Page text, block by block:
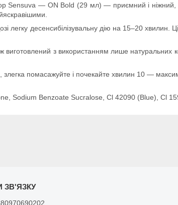
Sensuva — ON Bold (29 мл) — приємний і ніжний,
легку десенсибілізувальну дію на 15–20 хвилин.
виготовлений з використанням лише натуральних
злегка помасажуйте і почекайте хвилин 10 —
Sodium Benzoate Sucralose, Cl 42090 (Blue), Cl